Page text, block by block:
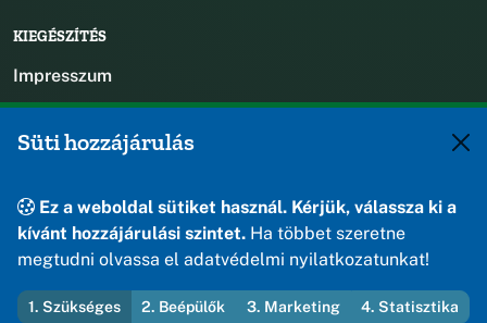
KIEGÉSZÍTÉS
Impresszum
+36 88 588 560
jegyzo@osku.hu
8191 Öskü, Szabadság tér 1.
Süti hozzájárulás
Ez a weboldal sütiket használ. Kérjük, válassza ki a
kívánt hozzájárulási szintet. Ha többet szeretne
megtudni olvassa el adatvédelmi nyilatkozatunkat!
1. Szükséges 2. Beépülők 3. Marketing 4. Statisztika